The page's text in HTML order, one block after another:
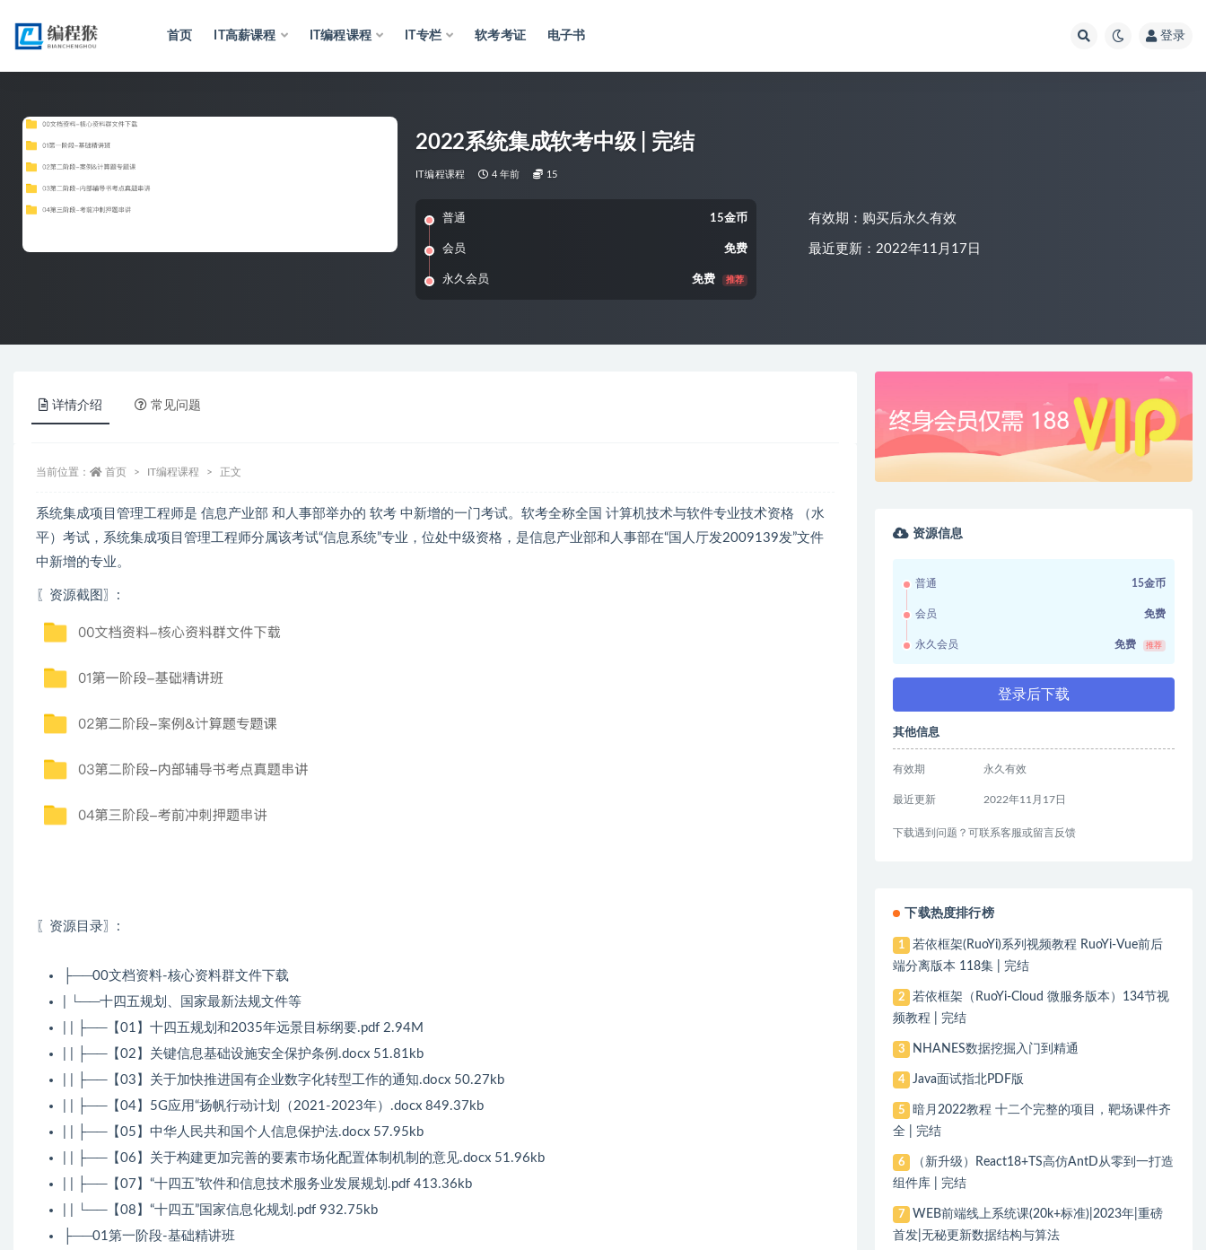
首页 IT高薪课程 IT编程课程 IT专栏 软考考证 电子书 登录
2022系统集成软考中级 | 完结
IT编程课程 4 年前 15
普通 15金币
会员 免费
永久会员 免费 推荐
有效期：购买后永久有效
最近更新：2022年11月17日
详情介绍 常见问题
当前位置： 首页 IT编程课程 正文
系统集成项目管理工程师是 信息产业部 和人事部举办的 软考 中新增的一门考试。软考全称全国 计算机技术与软件专业技术资格 （水
平）考试，系统集成项目管理工程师分属该考试“信息系统”专业，位处中级资格，是信息产业部和人事部在“国人厅发2009139发”文件
中新增的专业。
〖资源截图〗:
〖资源目录〗:
├──00文档资料-核心资料群文件下载
| └──十四五规划、国家最新法规文件等
| | ├──【01】十四五规划和2035年远景目标纲要.pdf 2.94M
| | ├──【02】关键信息基础设施安全保护条例.docx 51.81kb
| | ├──【03】关于加快推进国有企业数字化转型工作的通知.docx 50.27kb
| | ├──【04】5G应用“扬帆行动计划（2021-2023年）.docx 849.37kb
| | ├──【05】中华人民共和国个人信息保护法.docx 57.95kb
| | ├──【06】关于构建更加完善的要素市场化配置体制机制的意见.docx 51.96kb
| | ├──【07】“十四五”软件和信息技术服务业发展规划.pdf 413.36kb
| | └──【08】“十四五”国家信息化规划.pdf 932.75kb
├──01第一阶段-基础精讲班
资源信息
普通 15金币
会员 免费
永久会员 免费 推荐
登录后下载
其他信息
有效期 永久有效
最近更新 2022年11月17日
下载遇到问题？可联系客服或留言反馈
下载热度排行榜
1
若依框架(RuoYi)系列视频教程 RuoYi-Vue前后
端分离版本 118集 | 完结
2
若依框架（RuoYi-Cloud 微服务版本）134节视
频教程 | 完结
3 NHANES数据挖掘入门到精通
4 Java面试指北PDF版
5
暗月2022教程 十二个完整的项目，靶场课件齐
全 | 完结
6
（新升级）React18+TS高仿AntD从零到一打造
组件库 | 完结
7
WEB前端线上系统课(20k+标准)|2023年|重磅
首发|无秘更新数据结构与算法